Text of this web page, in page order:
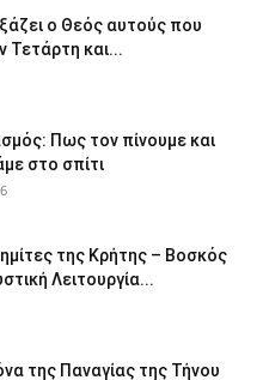
ο Θεός αυτούς που
Τετάρτη και...
Πως τον πίνουμε και
στο σπίτι
της Κρήτης – Βοσκός
Λειτουργία...
της Παναγίας της Τήνου